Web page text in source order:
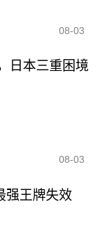
08-03
日本三重困境
08-03
强王牌失效